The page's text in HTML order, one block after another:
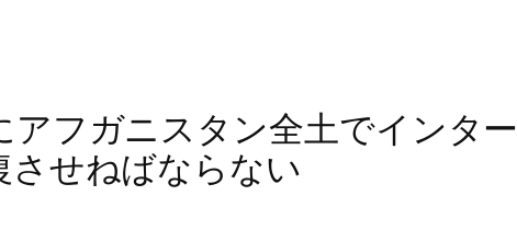
アフガニスタン全土でインター
せねばならない